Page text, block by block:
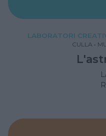
LABORATORI
CULLA •